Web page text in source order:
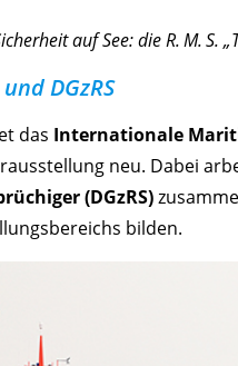
auf See: die R. M. S.
DGzRS
das Internationale
neu. Dabei
(DGzRS)
bilden.